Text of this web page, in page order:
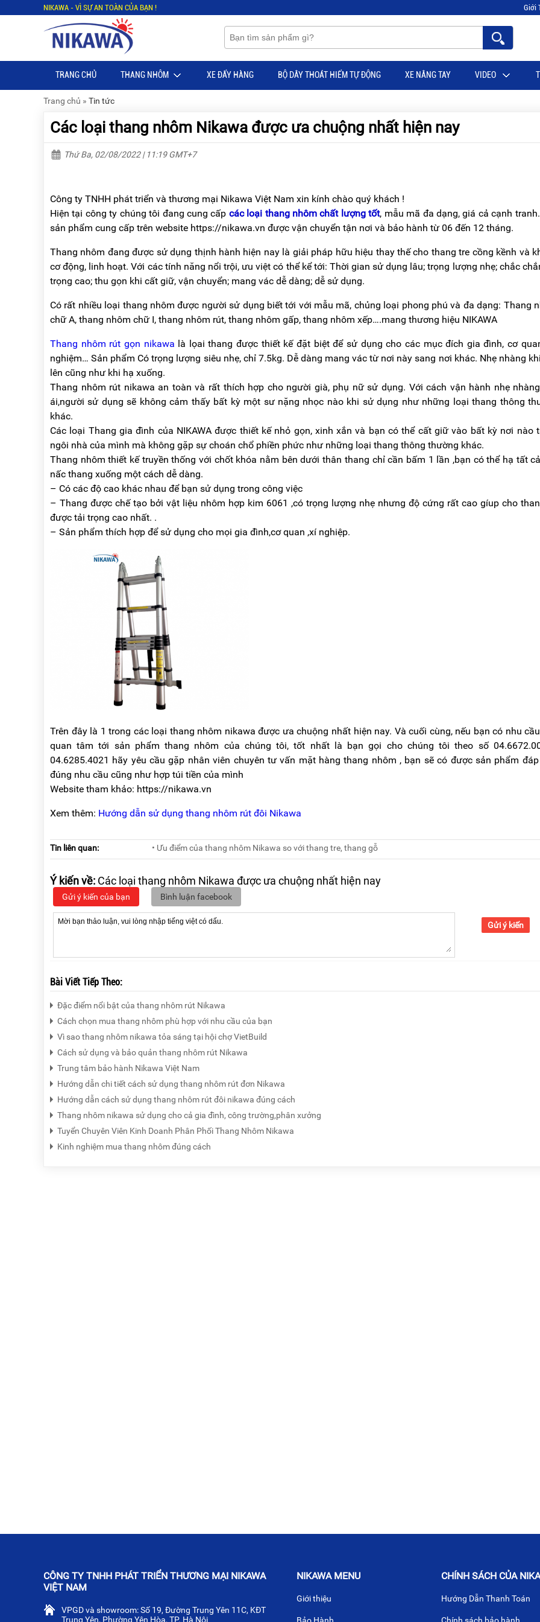
NIKAWA - VÌ SỰ AN TOÀN CỦA BẠN ! Giới
TRANG CHỦ THANG NHÔM XE ĐẨY HÀNG BỘ DÂY THOÁT HIỂM TỰ ĐỘNG XE NÂNG TAY VIDEO
Menu
CHỦ
Menu
CHỦ
Trang chủ » Tin tức
Các loại thang nhôm Nikawa được ưa chuộng nhất hiện nay
Thứ Ba, 02/08/2022 | 11:19 GMT+7
Công ty TNHH phát triển và thương mại Nikawa Việt Nam xin kính chào quý khách !
Hiện tại công ty chúng tôi đang cung cấp các loại thang nhôm chất lượng tốt, mẫu mã đa dạng, giá cả cạnh
sản phẩm cung cấp trên website https://nikawa.vn được vận chuyển tận nơi và bảo hành từ 06 đến 12 tháng.
Thang nhôm đang được sử dụng thịnh hành hiện nay là giải pháp hữu hiệu thay thế cho thang tre cồng kềnh và
cơ động, linh hoạt. Với các tính năng nổi trội, ưu việt có thể kể tới: Thời gian sử dụng lâu; trọng lượng nhẹ; chắc
trọng cao; thu gọn khi cất giữ, vận chuyển; mang vác dễ dàng; dễ sử dụng.
Có rất nhiều loại thang nhôm được người sử dụng biết tới với mẫu mã, chủng loại phong phú và đa dạng: Thang
chữ A, thang nhôm chữ I, thang nhôm rút, thang nhôm gấp, thang nhôm xếp….mang thương hiệu NIKAWA
Thang nhôm rút gọn nikawa là lọai thang được thiết kế đặt biệt để sử dụng cho các mục đích gia đình, cơ
nghiệm… Sản phẩm Có trọng lượng siêu nhẹ, chỉ 7.5kg. Dễ dàng mang vác từ nơi này sang nơi khác. Nhẹ nhàng
lên cũng như khi hạ xuống.
Thang nhôm rút nikawa an toàn và rất thích hợp cho người già, phụ nữ sử dụng. Với cách vận hành nhẹ
ái,người sử dụng sẽ không cảm thấy bất kỳ một sư nặng nhọc nào khi sử dụng như những loại thang thông
khác.
Các loại Thang gia đình của NIKAWA được thiết kế nhỏ gọn, xinh xắn và bạn có thể cất giữ vào bất kỳ nơi nào
ngôi nhà của mình mà không gặp sự choán chổ phiền phức như những loại thang thông thường khác.
Thang nhôm thiết kế truyền thống với chốt khóa nằm bên dưới thân thang chỉ cần bấm 1 lần ,bạn có thể hạ tất
nấc thang xuống một cách dễ dàng.
– Có các độ cao khác nhau để bạn sử dụng trong công việc
– Thang được chế tạo bởi vật liệu nhôm hợp kim 6061 ,có trọng lượng nhẹ nhưng độ cứng rất cao gíup cho
được tải trọng cao nhất. .
– Sản phẩm thích hợp để sử dụng cho mọi gia đình,cơ quan ,xí nghiệp.
Trên đây là 1 trong các loại thang nhôm nikawa được ưa chuộng nhất hiện nay. Và cuối cùng, nếu bạn có nhu
quan tâm tới sản phẩm thang nhôm của chúng tôi, tốt nhất là bạn gọi cho chúng tôi theo số
04.6285.4021 hãy yêu cầu gặp nhân viên chuyên tư vấn mặt hàng thang nhôm , bạn sẽ có được sản phẩm
đúng nhu cầu cũng như hợp túi tiền của mình
Website tham khảo: https://nikawa.vn
Xem thêm: Hướng dẫn sử dụng thang nhôm rút đôi Nikawa
Tin liên quan: • Ưu điểm của thang nhôm Nikawa so với thang tre, thang gỗ
Ý kiến về: Các loại thang nhôm Nikawa được ưa chuộng nhất hiện nay
Gửi ý kiến của bạn Bình luận facebook
Gửi ý kiến
Bài Viết Tiếp Theo:
Đặc điểm nổi bật của thang nhôm rút Nikawa
Cách chọn mua thang nhôm phù hợp với nhu cầu của bạn
Vì sao thang nhôm nikawa tỏa sáng tại hội chợ VietBuild
Cách sử dụng và bảo quản thang nhôm rút Nikawa
Trung tâm bảo hành Nikawa Việt Nam
Hướng dẫn chi tiết cách sử dụng thang nhôm rút đơn Nikawa
Hướng dẫn cách sử dụng thang nhôm rút đôi nikawa đúng cách
Thang nhôm nikawa sử dụng cho cả gia đình, công trường,phân xưởng
Tuyển Chuyên Viên Kinh Doanh Phân Phối Thang Nhôm Nikawa
Kinh nghiệm mua thang nhôm đúng cách
CÔNG TY TNHH PHÁT TRIỂN THƯƠNG MẠI NIKAWA
VIỆT NAM
VPGD và showroom: Số 19, Đường Trung Yên 11C, KĐT
Trung Yên, Phường Yên Hòa, TP. Hà Nội
NIKAWA MENU
Giới thiệu
CHÍNH SÁCH CỦA
Hướng Dẫn Thanh Toán